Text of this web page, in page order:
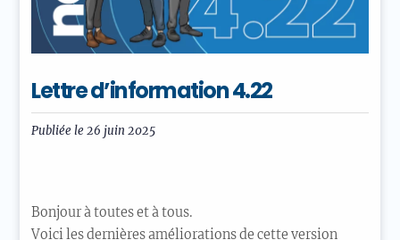
Lettre d’information 4.22
Publiée le 26 juin 2025
Bonjour à toutes et à tous.
Voici les dernières améliorations de cette version